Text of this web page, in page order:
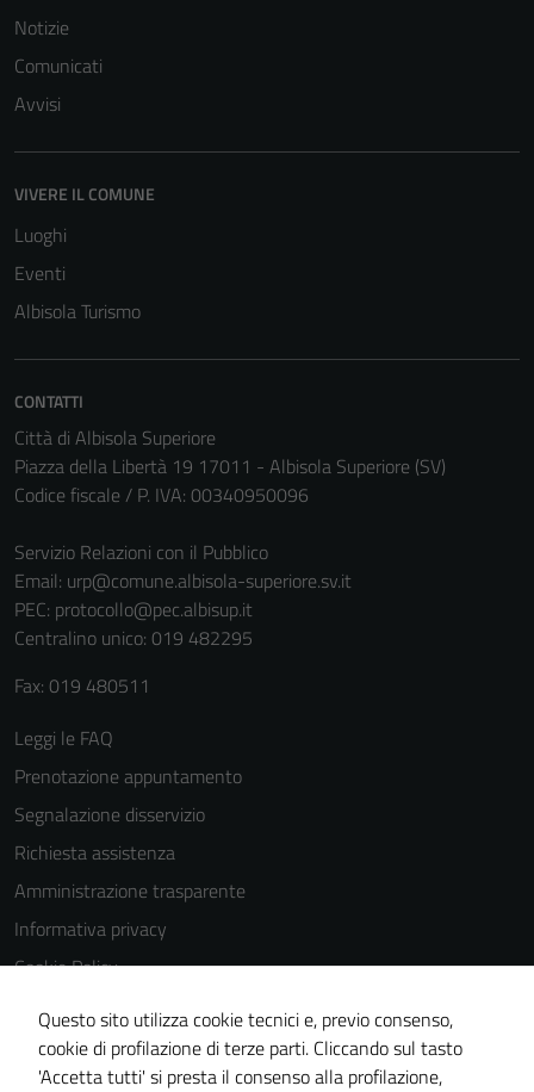
Notizie
Comunicati
Avvisi
VIVERE IL COMUNE
Luoghi
Eventi
Albisola Turismo
CONTATTI
Città di Albisola Superiore
Piazza della Libertà 19 17011 - Albisola Superiore (SV)
Codice fiscale / P. IVA: 00340950096
Servizio Relazioni con il Pubblico
Email: urp@comune.albisola-superiore.sv.it
PEC: protocollo@pec.albisup.it
Centralino unico: 019 482295
Fax: 019 480511
Leggi le FAQ
Prenotazione appuntamento
Segnalazione disservizio
Richiesta assistenza
Amministrazione trasparente
Informativa privacy
Cookie Policy
Note legali
Dichiarazione di accessibilità
Piano di miglioramento del sito
Questo sito utilizza cookie tecnici e, previo consenso,
cookie di profilazione di terze parti. Cliccando sul tasto
'Accetta tutti' si presta il consenso alla profilazione,
Questi cookie
non raccolgono